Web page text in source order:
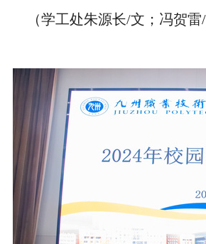
（学工处朱源长/文；冯贺